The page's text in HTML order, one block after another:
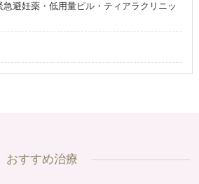
急避妊薬・低用量ピル・ティアラクリニッ
おすすめ治療